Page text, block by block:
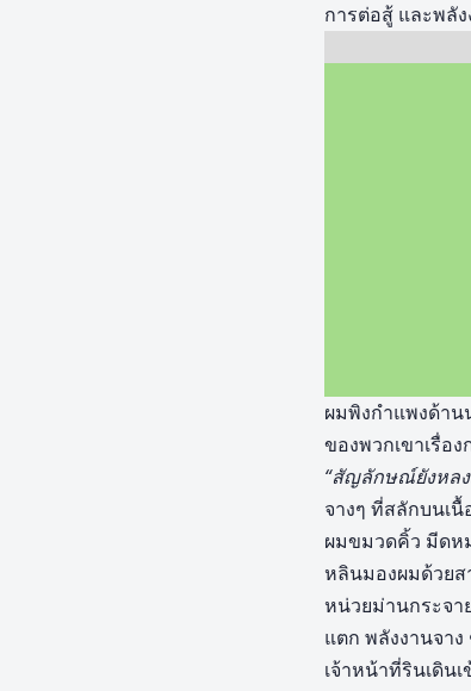
การต่อสู้ และพลั
ผมพิงกำแพงด้า
ของพวกเขาเรื่อ
“สัญลักษณ์ยังหลง
จางๆ ที่สลักบนเนื้
ผมขมวดคิ้ว มีดห
หลินมองผมด้วยส
หน่วยม่านกระจ
แตก พลังงานจา
เจ้าหน้าที่รินเดิน